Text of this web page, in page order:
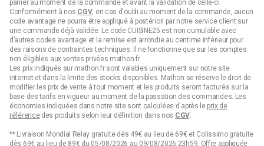
panier au moment de la commande et avant la validation de celle-ci.
Conformément à nos CGV, en cas d'oubli au moment de la commande, aucun
code avantage ne pourra être appliqué à postériori par notre service client sur
une commande déjà validée. Le code CUISINE25 est non cumulable avec
d’autres codes avantage et la remise est arrondie au centime inférieur pour
des raisons de contraintes techniques. Il ne fonctionne que sur les comptes
non éligibles aux ventes privées mathon.fr.
Les prix indiqués sur mathon.fr sont valables uniquement sur notre site
internet et dans la limite des stocks disponibles. Mathon se réserve le droit de
modifier les prix de vente à tout moment et les produits seront facturés sur la
base des tarifs en vigueur au moment de la passation des commandes. Les
économies indiquées dans notre site sont calculées d'après le prix de
référencedes produits selon leur définition dans nos CGV.
** Livraison Mondial Relay gratuite dès 49€ au lieu de 69€ et Colissimo gratuite
dès 69€ au lieu de 89€ du 05/08/2026 au 09/08/2026 23h59. Offre appliquée